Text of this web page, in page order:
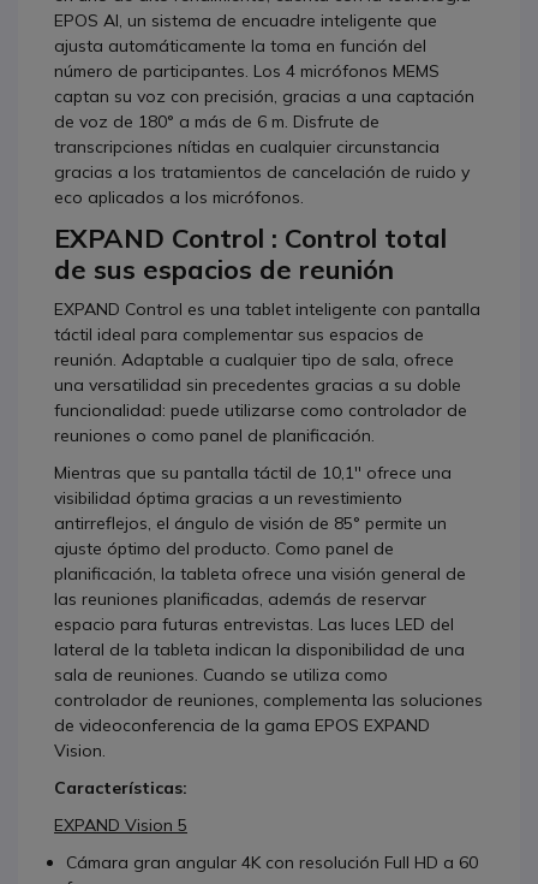
EPOS AI, un sistema de encuadre inteligente que
ajusta automáticamente la toma en función del
número de participantes. Los 4 micrófonos MEMS
captan su voz con precisión, gracias a una captación
de voz de 180° a más de 6 m. Disfrute de
transcripciones nítidas en cualquier circunstancia
gracias a los tratamientos de cancelación de ruido y
eco aplicados a los micrófonos.
EXPAND Control : Control total
de sus espacios de reunión
EXPAND Control es una tablet inteligente con pantalla
táctil ideal para complementar sus espacios de
reunión. Adaptable a cualquier tipo de sala, ofrece
una versatilidad sin precedentes gracias a su doble
funcionalidad: puede utilizarse como controlador de
reuniones o como panel de planificación.
Mientras que su pantalla táctil de 10,1'' ofrece una
visibilidad óptima gracias a un revestimiento
antirreflejos, el ángulo de visión de 85° permite un
ajuste óptimo del producto. Como panel de
planificación, la tableta ofrece una visión general de
las reuniones planificadas, además de reservar
espacio para futuras entrevistas. Las luces LED del
lateral de la tableta indican la disponibilidad de una
sala de reuniones. Cuando se utiliza como
controlador de reuniones, complementa las soluciones
de videoconferencia de la gama EPOS EXPAND
Vision.
Características:
EXPAND Vision 5
Cámara gran angular 4K con resolución Full HD a 60